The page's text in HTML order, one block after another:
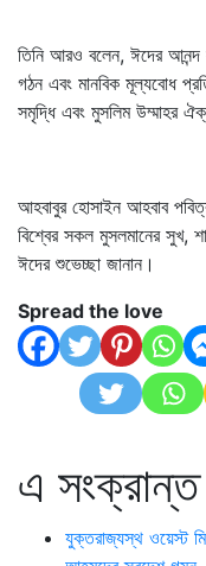
তিনি আরও বলেন, ঈদের আনন্দ
গঠন এবং মানবিক মূল্যবোধ
সমৃদ্ধি এবং মুসলিম উম্মাহর
আহবাবুর হোসাইন আহবাব
বিশ্বের সকল মুসলমানের সুখ,
ঈদের শুভেচ্ছা জানান।
Spread the love
এ
যুক্তরাজ্যস্থ ওয়েস্ট